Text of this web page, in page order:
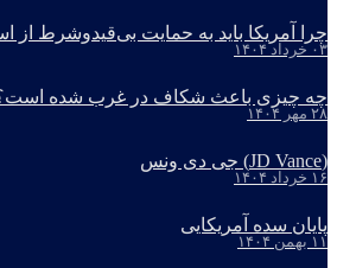
چرا آمریکا باید به حمایت بی‌قیدوشرط از
۰۳ خرداد ۱۴۰۴
چه چیزی باعث شکاف در غرب شده
۲۸ مهر ۱۴۰۴
(JD Vance) جی دی ونس
۱۶ خرداد ۱۴۰۴
پایان سده آمریکایی
۱۱ بهمن ۱۴۰۴